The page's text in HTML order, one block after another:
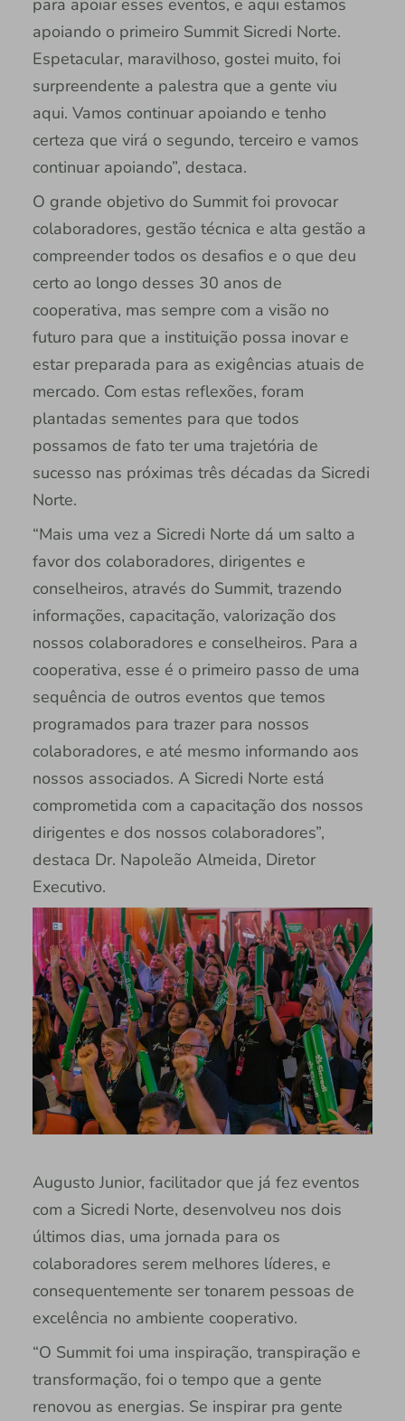
apoiando o primeiro Summit Sicredi Norte.
Espetacular, maravilhoso, gostei muito, foi
surpreendente a palestra que a gente viu
aqui. Vamos continuar apoiando e tenho
certeza que virá o segundo, terceiro e vamos
continuar apoiando”, destaca.
O grande objetivo do Summit foi provocar
colaboradores, gestão técnica e alta gestão a
compreender todos os desafios e o que deu
certo ao longo desses 30 anos de
cooperativa, mas sempre com a visão no
futuro para que a instituição possa inovar e
estar preparada para as exigências atuais de
mercado. Com estas reflexões, foram
plantadas sementes para que todos
possamos de fato ter uma trajetória de
sucesso nas próximas três décadas da Sicredi
Norte.
“Mais uma vez a Sicredi Norte dá um salto a
favor dos colaboradores, dirigentes e
conselheiros, através do Summit, trazendo
informações, capacitação, valorização dos
nossos colaboradores e conselheiros. Para a
cooperativa, esse é o primeiro passo de uma
sequência de outros eventos que temos
programados para trazer para nossos
colaboradores, e até mesmo informando aos
nossos associados. A Sicredi Norte está
comprometida com a capacitação dos nossos
dirigentes e dos nossos colaboradores”,
destaca Dr. Napoleão Almeida, Diretor
Executivo.
Augusto Junior, facilitador que já fez eventos
com a Sicredi Norte, desenvolveu nos dois
últimos dias, uma jornada para os
colaboradores serem melhores líderes, e
consequentemente ser tonarem pessoas de
excelência no ambiente cooperativo.
“O Summit foi uma inspiração, transpiração e
transformação, foi o tempo que a gente
renovou as energias. Se inspirar pra gente